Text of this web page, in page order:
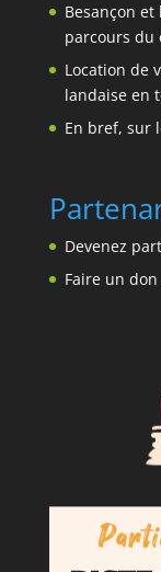
Besançon
parcours du
Location de
landaise en
En bref, sur
Devenez
Faire un